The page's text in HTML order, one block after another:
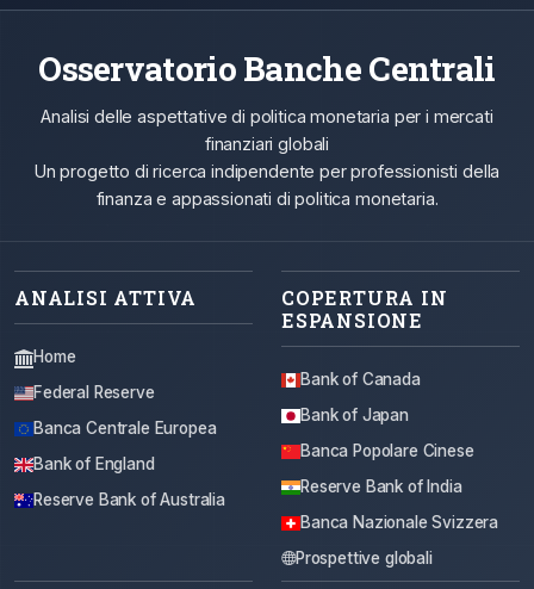
Osservatorio Banche Centrali
Analisi delle aspettative di politica monetaria per i mercati
finanziari globali
Un progetto di ricerca indipendente per professionisti della
finanza e appassionati di politica monetaria.
ANALISI ATTIVA
Home
Federal Reserve
Banca Centrale Europea
Bank of England
Reserve Bank of Australia
COPERTURA IN
ESPANSIONE
Bank of Canada
Bank of Japan
Banca Popolare Cinese
Reserve Bank of India
Banca Nazionale Svizzera
Prospettive globali